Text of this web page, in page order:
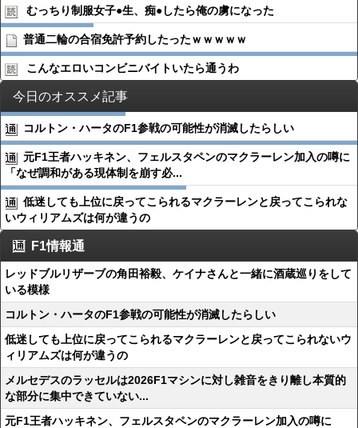
むっちり制服女子●︎生、痴●︎したら俺の虜になった
普通二輪の合宿免許予約したったｗｗｗｗｗ
こんなエロいコンビニバイトいたら通うわ
今日のオススメ記事
コルトン・ハータのF1参戦の可能性が消滅したらしい
元F1王者ハッキネン、フェルスタペンのマクラーレン加入の噂に
「なぜ調和がある現体制を崩す必...
低迷しても上位に戻ってこられるマクラーレンと戻ってこられな
いウィリアムズは何が違うの
F1情報通
レッドブルリザーブの角田裕毅、ケイナさんと一緒に酒蔵巡りをして
いる模様
コルトン・ハータのF1参戦の可能性が消滅したらしい
低迷しても上位に戻ってこられるマクラーレンと戻ってこられないウ
ィリアムズは何が違うの
メルセデスのラッセルは2026F1マシンに対し雑音をきり離し本質的
な部分に集中できていない...
元F1王者ハッキネン、フェルスタペンのマクラーレン加入の噂に